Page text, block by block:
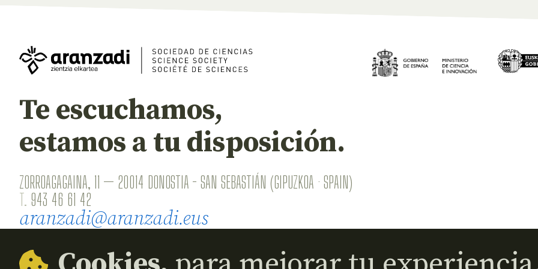
Te escuchamos,
estamos a tu disposición.
ZORROAGAGAINA, 11 — 20014 DONOSTIA - SAN SEBASTIÁN (GIPUZKOA · SPAIN)
T. 943 46 61 42
aranzadi@aranzadi.eus